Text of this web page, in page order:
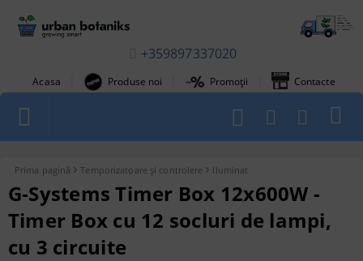
+359897337020
Acasa Produse noi Promoții Contacte
1
Prima pagină Temporizatoare și controlere Iluminat
G-Systems Timer Box 12x600W -
Timer Box cu 12 socluri de lampi,
cu 3 circuite